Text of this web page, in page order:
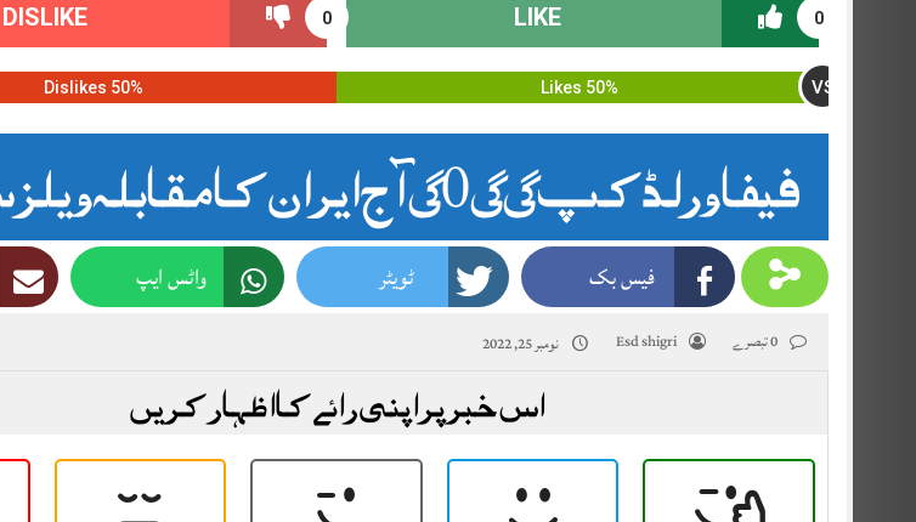
0
LIKE
0
DISLIKE
50% Likes VS
50% Dislikes
فیفا ورلڈ کپ 2022 آج ایران کا مقابلہ ویلز سے ہوگا
فیس بک ٹویٹر واٹس ایپ
Esd shigri نومبر 25, 2022
اس خبر پر اپنی رائے کا اظہار کریں